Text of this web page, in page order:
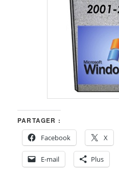
PARTAGER :
Facebook
X
E-mail Plus